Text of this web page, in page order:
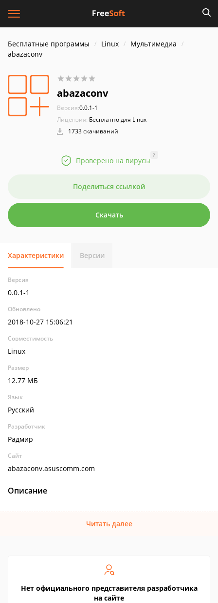
Бесплатные программы Linux
Мультимедиа
abazaconv
abazaconv
Версия:0.0.1-1
Лицензия: Бесплатно для Linux
1733 скачиваний
Проверено на вирусы
?
Поделиться ссылкой
Скачать
Характеристики Версии
Версия
0.0.1-1
Обновлено
2018-10-27 15:06:21
Совместимость
Linux
Размер
12.77 МБ
Язык
Русский
Разработчик
Радмир
Сайт
abazaconv.asuscomm.com
Описание
Читать далее
Нет официального представителя разработчика
на сайте